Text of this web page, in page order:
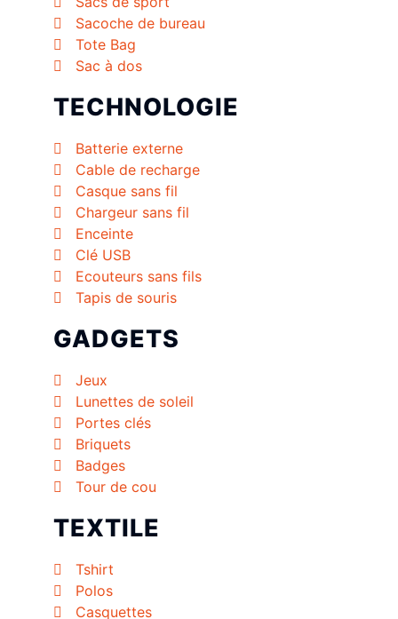
Sacoche de bureau
Tote Bag
Sac à dos
TECHNOLOGIE
Batterie externe
Cable de recharge
Casque sans fil
Chargeur sans fil
Enceinte
Clé USB
Ecouteurs sans fils
Tapis de souris
GADGETS
Jeux
Lunettes de soleil
Portes clés
Briquets
Badges
Tour de cou
TEXTILE
Tshirt
Polos
Casquettes